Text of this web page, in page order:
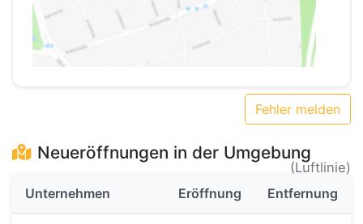
Fehler melden
Neueröffnungen in der Umgebung
(Luftlinie)
Unternehmen
Eröffnung Entfernung